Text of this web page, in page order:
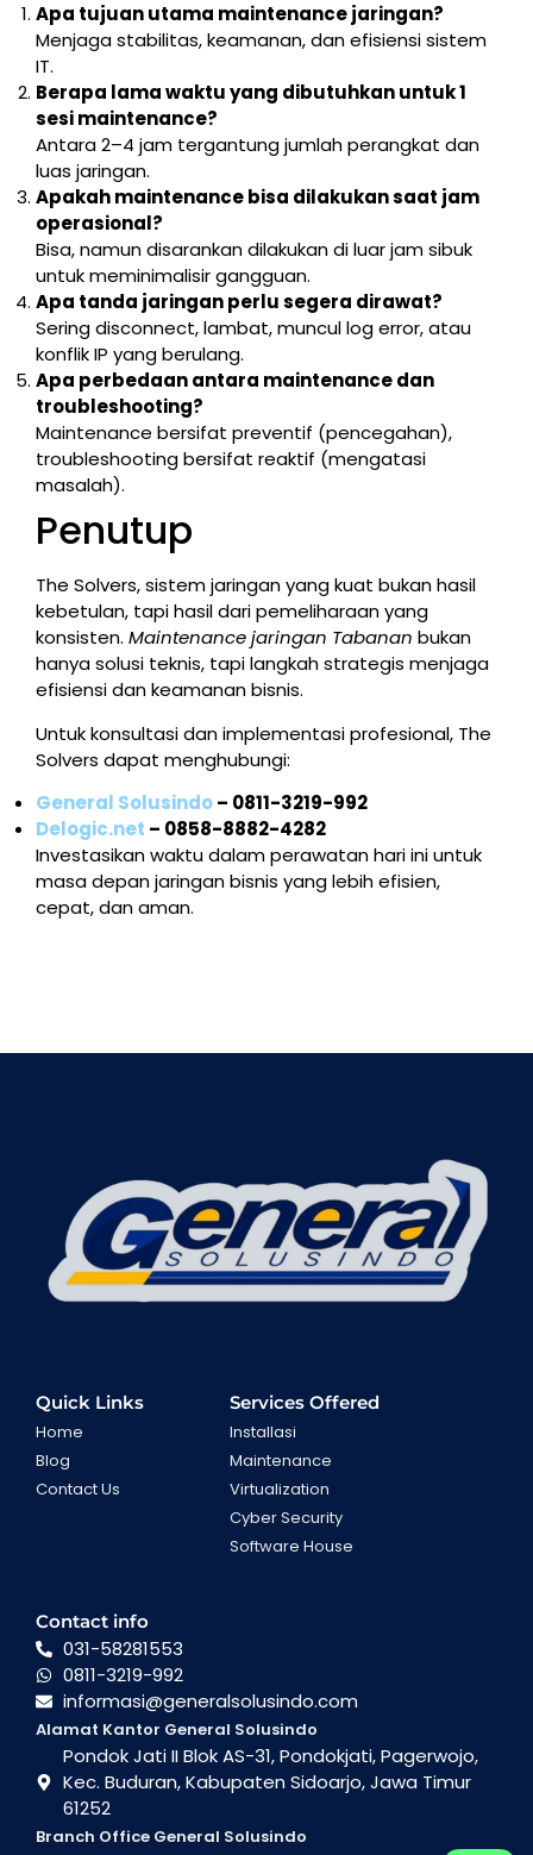
Apa tujuan utama maintenance jaringan?
Menjaga stabilitas, keamanan, dan efisiensi sistem
IT.
Berapa lama waktu yang dibutuhkan untuk 1
sesi maintenance?
Antara 2–4 jam tergantung jumlah perangkat dan
luas jaringan.
Apakah maintenance bisa dilakukan saat jam
operasional?
Bisa, namun disarankan dilakukan di luar jam sibuk
untuk meminimalisir gangguan.
Apa tanda jaringan perlu segera dirawat?
Sering disconnect, lambat, muncul log error, atau
konflik IP yang berulang.
Apa perbedaan antara maintenance dan
troubleshooting?
Maintenance bersifat preventif (pencegahan),
troubleshooting bersifat reaktif (mengatasi
masalah).
Penutup
The Solvers, sistem jaringan yang kuat bukan hasil
kebetulan, tapi hasil dari pemeliharaan yang
konsisten. Maintenance jaringan Tabanan bukan
hanya solusi teknis, tapi langkah strategis menjaga
efisiensi dan keamanan bisnis.
Untuk konsultasi dan implementasi profesional, The
Solvers dapat menghubungi:
General Solusindo– 0811-3219-992
Delogic.net – 0858-8882-4282
Investasikan waktu dalam perawatan hari ini untuk
masa depan jaringan bisnis yang lebih efisien,
cepat, dan aman.
Quick Links
Home
Blog
Contact Us
Services Offered
Installasi
Maintenance
Virtualization
Cyber Security
Software House
Contact info
031-58281553
0811-3219-992
informasi@generalsolusindo.com
Alamat Kantor General Solusindo
Pondok Jati II Blok AS-31, Pondokjati, Pagerwojo,
Kec. Buduran, Kabupaten Sidoarjo, Jawa Timur
61252
Branch Office General Solusindo